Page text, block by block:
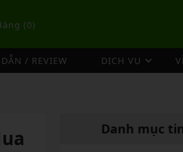
(0)
Túi Cầu Lông Lining
/ REVIEW
DỊCH VỤ
Danh mục